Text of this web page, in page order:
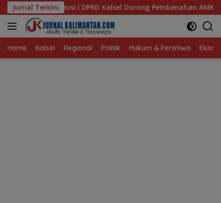
Langsung
ke
konten
Jurnal Terkini
Dorong Pembenahan AMKS Hasanuddin Ketua
Home Kalsel Regional Politik Hukum & Peristiwa